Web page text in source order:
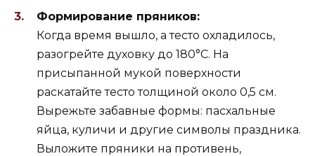
Формирование пряников:
Когда время вышло, а тесто охладилось,
разогрейте духовку до 180°C. На
присыпанной мукой поверхности
раскатайте тесто толщиной около 0,5 см.
Вырежьте забавные формы: пасхальные
яйца, куличи и другие символы праздника.
Выложите пряники на противень,